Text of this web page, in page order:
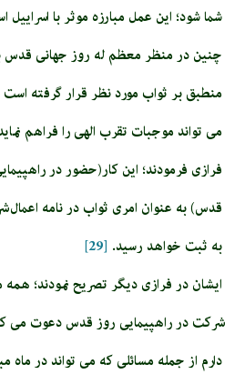
شما شود؛ این عمل مبارزه موثر با اسراییل
چنین در منظر معظم له روز جهانی قدس
منطبق بر ثواب مورد نظر قرار گرفته
می تواند موجبات تقرب الهی را فراهم
فرازی فرمودند؛ این کار(حضور در
قدس) به عنوان امری ثواب در نامه اعمال
به ثبت خواهد رسید. [29]
ایشان در فرازی دیگر تصریح نمودند؛ همه
شرکت در راهپیمایی روز قدس دعوت می
دارم از جمله مسائلی که می تواند در ماه